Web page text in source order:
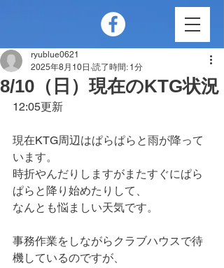
8/10（日）現在のKTG状況
ryublue0621
2025年8月10日 読了時間: 1分
12:05更新
現在KTG周辺はぱらぱらと雨が降って
います。
時折やんだりしますがまたすぐにぱら
ぱらと降り始めたりして、
なんとも悩ましい天気です。
事務作業をしながらクラブハウスで待
機しているのですが、